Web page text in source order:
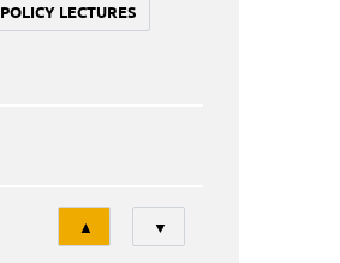
POLICY LECTURES
Tri
▲ ▼